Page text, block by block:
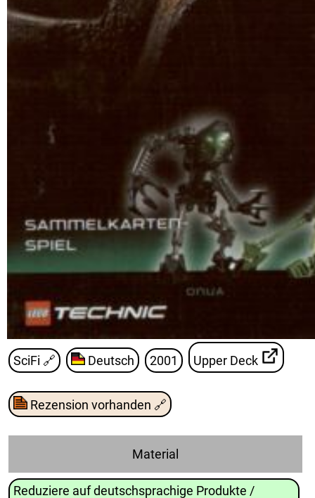
SciFi 🔗 Deutsch 2001 Upper Deck
Rezension vorhanden 🔗
Material
Reduziere auf deutschsprachige Produkte /